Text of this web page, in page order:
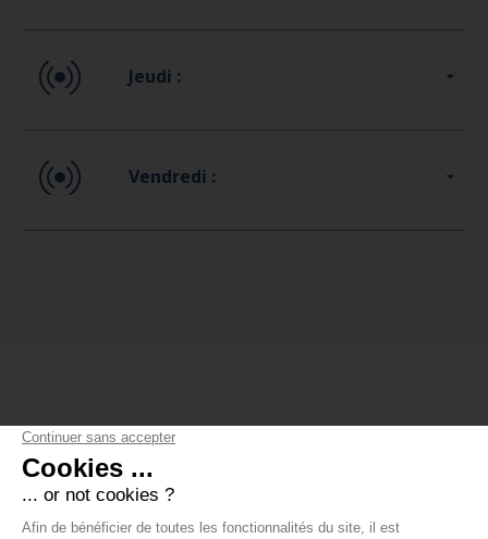
Jeudi :
Vendredi :
L'ÉQUIPE DU STAGE